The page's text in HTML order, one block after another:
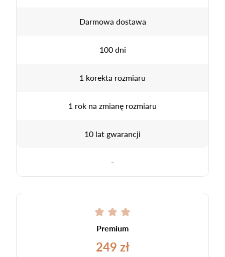
Darmowa dostawa
100 dni
1 korekta rozmiaru
1 rok na zmianę rozmiaru
10 lat gwarancji
-
Premium
249 zł